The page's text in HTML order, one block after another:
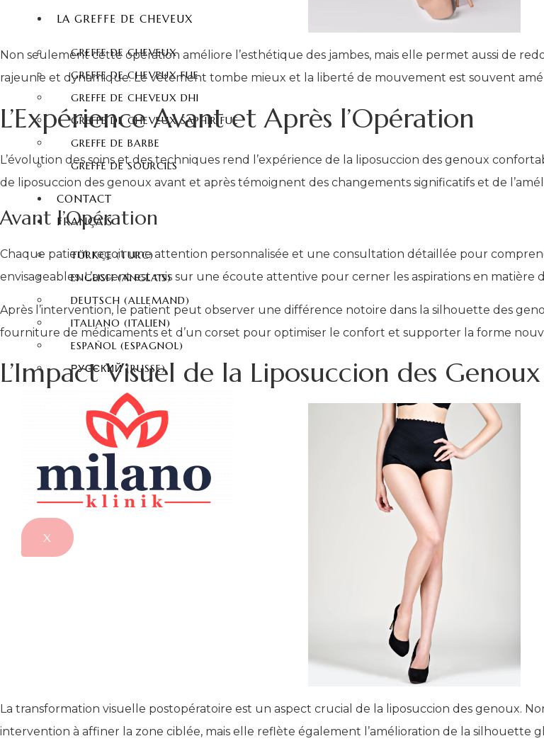
LA GREFFE DE CHEVEUX
GREFFE DE CHEVEUX
GREFFE DE CHEVEUX FUE
GREFFE DE CHEVEUX DHI
GREFFE DE CHEVEUX SAPHIR FUE
GREFFE DE BARBE
GREFFE DE SOURCILS
CONTACT
FRANÇAIS
TÜRKÇE(TURC)
ENGLISH(ANGLAIS)
DEUTSCH (ALLEMAND)
ITALIANO (ITALIEN)
ESPAÑOL (ESPAGNOL)
РУССКИЙ(RUSSE)
X
Non seulement cette opération améliore l’esthétique des jambes, mais elle permet aussi de
rajeunie et dynamique. Le vêtement tombe mieux et la liberté de mouvement est souvent
L’Expérience Avant et Après l’Opération
L’évolution des soins et des techniques rend l’expérience de la liposuccion des genoux
de liposuccion des genoux avant et après témoignent des changements significatifs et de
Avant l’Opération
Chaque patient reçoit une attention personnalisée et une consultation détaillée pour
envisageables. L’accent est mis sur une écoute attentive pour cerner les aspirations en matière
Après l’intervention, le patient peut observer une différence notoire dans la silhouette des
fourniture de médicaments et d’un corset pour optimiser le confort et supporter la forme
L’Impact Visuel de la Liposuccion des Genoux
La transformation visuelle postopératoire est un aspect crucial de la liposuccion des genoux.
intervention à affiner la zone ciblée, mais elle reflète également l’amélioration de la silhouette